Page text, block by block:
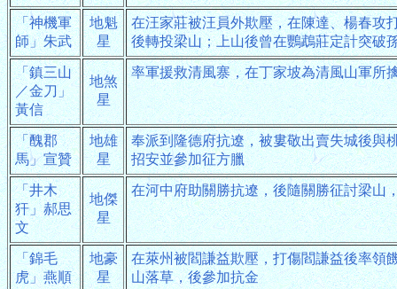
「神機軍
師」朱武
地魁
星
在汪家莊被汪員外欺壓，在陳達、楊春攻
後轉投梁山；上山後曾在鸚鵡莊定計突破
「鎮三山
／金刀」
黃信
地煞
星
率軍援救清風寨，在丁家坡為清風山軍所
「醜郡
馬」宣贊
地雄
星
奉派到隆德府抗遼，被婁敬出賣失城後與
招安並參加征方臘
「井木
犴」郝思
文
地傑
星
在河中府助關勝抗遼，後隨關勝征討梁山
「錦毛
虎」燕順
地豪
星
在萊州被閻謙益欺壓，打傷閻謙益後率領
山落草，後參加抗金